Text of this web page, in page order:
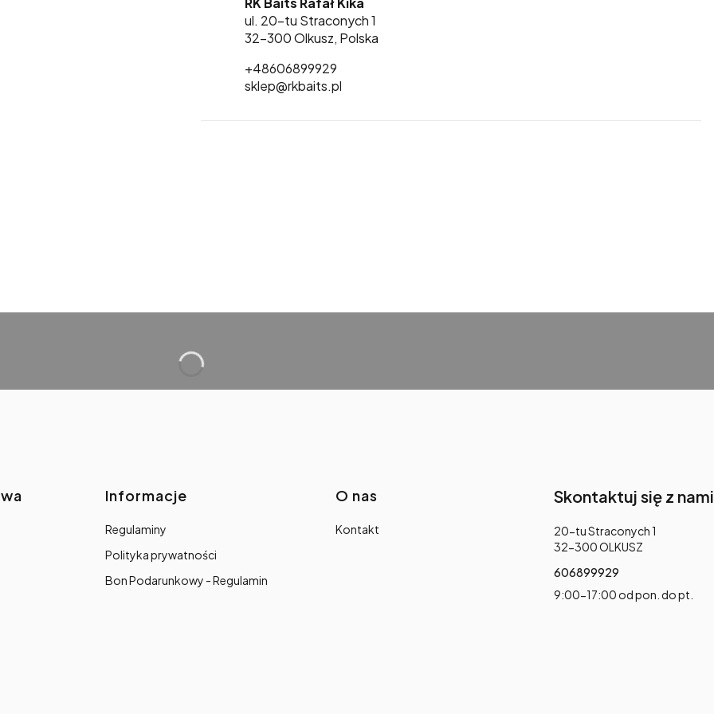
ul. 20-tu Straconych 1
32-300 Olkusz, Polska
+48606899929
sklep@rkbaits.pl
Informacje
Regulaminy
Polityka prywatności
Bon Podarunkowy - Regulamin
O nas
Kontakt
Skontaktuj się z nami
Adres:
20-tu Straconych 1
32-300 OLKUSZ
606899929
9:00-17:00 od pon. do pt.